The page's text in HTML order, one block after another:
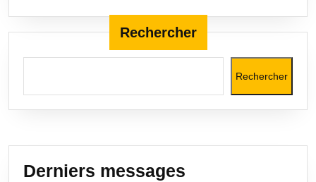
Rechercher
Rechercher
Derniers messages